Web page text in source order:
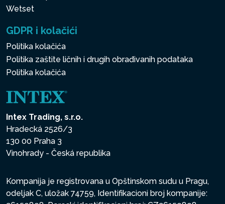
Wetset
GDPR i kolačići
Politika kolačića
Politika zaštite ličnih i drugih obrađivanih podataka
Politika kolačića
Intex Trading, s.r.o.
Hradecká 2526/3
130 00 Praha 3
Vinohrady - Česká republika
Kompanija je registrovana u Opštinskom sudu u Pragu,
odeljak C, uložak 74759, Identifikacioni broj kompanije: